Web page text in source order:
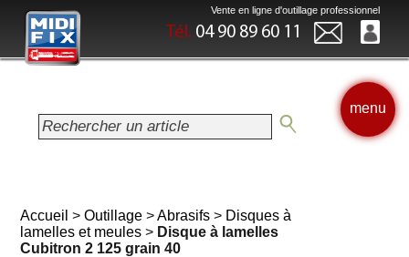
Vente en ligne d'outillage professionnel
Tél. 04 90 89 60 11
menu
Accueil >Outillage >Abrasifs > Disques à
lamelles et meules > Disque à lamelles
Cubitron 2 125 grain 40